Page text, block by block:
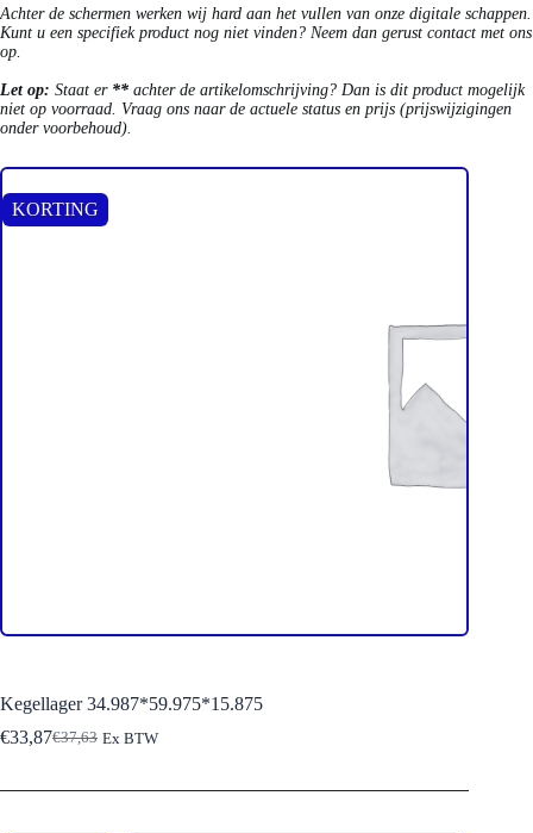
Achter de schermen werken wij hard aan het vullen van onze digitale schappen.
Kunt u een specifiek product nog niet vinden? Neem dan gerust contact met ons
op.
Let op: Staat er ** achter de artikelomschrijving? Dan is dit product mogelijk
niet op voorraad. Vraag ons naar de actuele status en prijs (prijswijzigingen
onder voorbehoud).
KORTING
Kegellager 34.987*59.975*15.875
€37,63
Oorspronkelijke
was:
€33,87Huidige
is:
Ex BTW